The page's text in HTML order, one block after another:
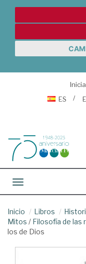
ES
Toggle navigation
Inicio Libros
Mitos / Filosofía de las
los de Dios